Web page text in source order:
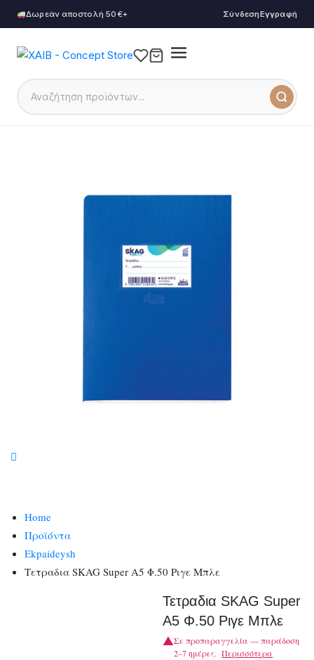
Δωρεάν αποστολή 50€+ ΣύνδεσηΕγγραφή
Home
Προϊόντα
Ekpaideysh
Τετραδια SKAG Super Α5 Φ.50 Ριγε Μπλε
Τετραδια SKAG Super
Α5 Φ.50 Ριγε Μπλε
Σε προπαραγγελία — παράδοση
2–7 ημέρες. Περισσότερα